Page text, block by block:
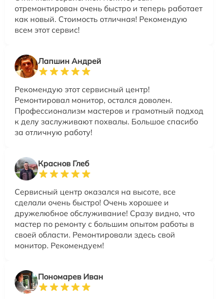
отремонтирован очень быстро и теперь работает
как новый. Стоимость отличная! Рекомендую
всем этот сервис!
Лапшин Андрей
Рекомендую этот сервисный центр!
Ремонтировал монитор, остался доволен.
Профессионализм мастеров и грамотный подход
к делу заслуживают похвалы. Большое спасибо
за отличную работу!
Краснов Глеб
Сервисный центр оказался на высоте, все
сделали очень быстро! Очень хорошее и
дружелюбное обслуживание! Сразу видно, что
мастер по ремонту с большим опытом работы в
своей области. Ремонтировали здесь свой
монитор. Рекомендуем!
Пономарев Иван